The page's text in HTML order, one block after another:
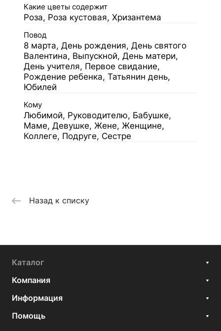
Какие цветы содержит
Роза, Роза кустовая, Хризантема
Повод
8 марта, День рождения, День святого
Валентина, Выпускной, День матери,
День учителя, Первое свидание,
Рождение ребенка, Татьянин день,
Юбилей
Кому
Любимой, Руководителю, Бабушке,
Маме, Девушке, Жене, Женщине,
Коллеге, Подруге, Сестре
Назад к списку
Каталог
Компания
Информация
Помощь